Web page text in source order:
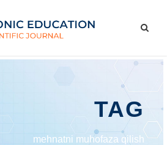
TAG
mehnatni muhofaza qilish